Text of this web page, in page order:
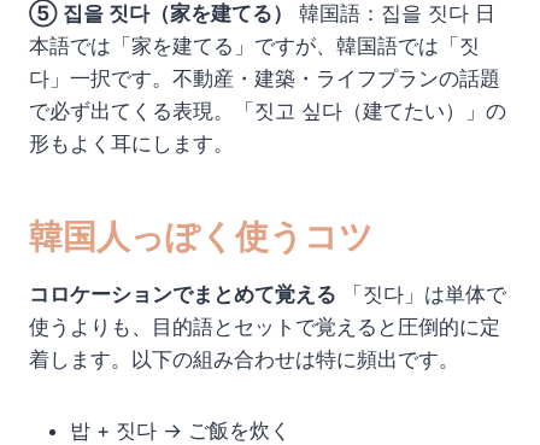
⑤ 집을 짓다（家を建てる）
韓国語：집을 짓다 日
本語では「家を建てる」ですが、韓国語では「짓
다」一択です。不動産・建築・ライフプランの話題
で必ず出てくる表現。「짓고 싶다（建てたい）」の
形もよく耳にします。
韓国人っぽく使うコツ
コロケーションでまとめて覚える 「짓다」は単体で
使うよりも、目的語とセットで覚えると圧倒的に定
着します。以下の組み合わせは特に頻出です。
밥 + 짓다 → ご飯を炊く